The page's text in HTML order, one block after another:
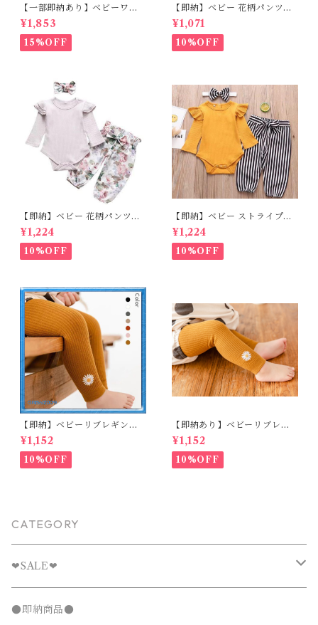
【一部即納あり】ベビーワン
ピース 星柄ラメ チュール ベビ
ー服 写真撮影 子供服 フリル
チュール 女の子 秋冬 春服 セ
レモニードレス 新生児 お宮参
0 80 90 100 110cm
¥1,853
15%OFF
【即納】ベビー 花柄パンツ&
フリルロンパースset＋ヘッド
バンド 3点セット☆女の子 フ
ェミニン 90㎝
¥1,071
10%OFF
【即納】ベビー 花柄パンツ&
ロンパースset＋ヘッドバンド
3点セット☆女の子 フェミニン
80cm
¥1,224
10%OFF
【即納】ベビー ストライプパ
ンツ&フリルロンパースset＋
ヘッドバンド 3点セット☆女の
子 マニッシュ 80㎝
¥1,224
10%OFF
【即納】ベビーリブレギンス
キッズレギンス リブレギンス
花柄 フラワー刺繍 ナチュラル
90~102cm
¥1,152
10%OFF
【即納あり】ベビーリブレギ
ンス キッズレギンス リブレギ
ンス 花柄 フラワー刺繍 ナチュ
ラル 65~80cm
¥1,152
10%OFF
CATEGORY
❤︎SALE❤︎
キッズTシャツセール
●即納商品●